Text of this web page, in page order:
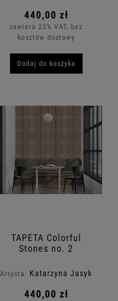
440,00 zł
zawiera 23% VAT, bez
kosztów dostawy
Dodaj do koszyka
TAPETA Colorful
Stones no. 2
Artysta: Katarzyna Jasyk
440,00 zł